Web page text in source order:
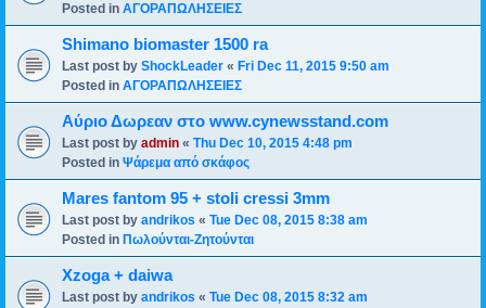
Posted in ΑΓΟΡΑΠΩΛΗΣΕΙΕΣ
Shimano biomaster 1500 ra
Last post by ShockLeader « Fri Dec 11, 2015 9:50 am
Posted in ΑΓΟΡΑΠΩΛΗΣΕΙΕΣ
Αύριο Δωρεαν στο www.cynewsstand.com
Last post by admin « Thu Dec 10, 2015 4:48 pm
Posted in Ψάρεμα από σκάφος
Mares fantom 95 + stoli cressi 3mm
Last post by andrikos « Tue Dec 08, 2015 8:38 am
Posted in Πωλούνται-Ζητούνται
Xzoga + daiwa
Last post by andrikos « Tue Dec 08, 2015 8:32 am